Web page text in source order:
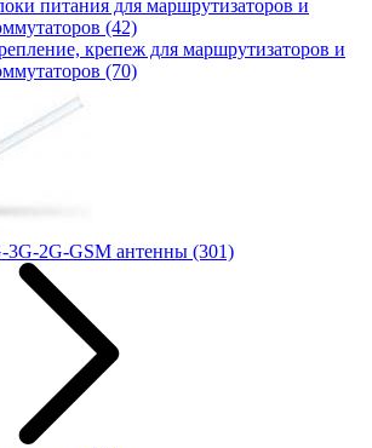
питания для маршрутизаторов и
(42)
крепеж для маршрутизаторов и
(70)
3G-2G-GSM антенны (301)